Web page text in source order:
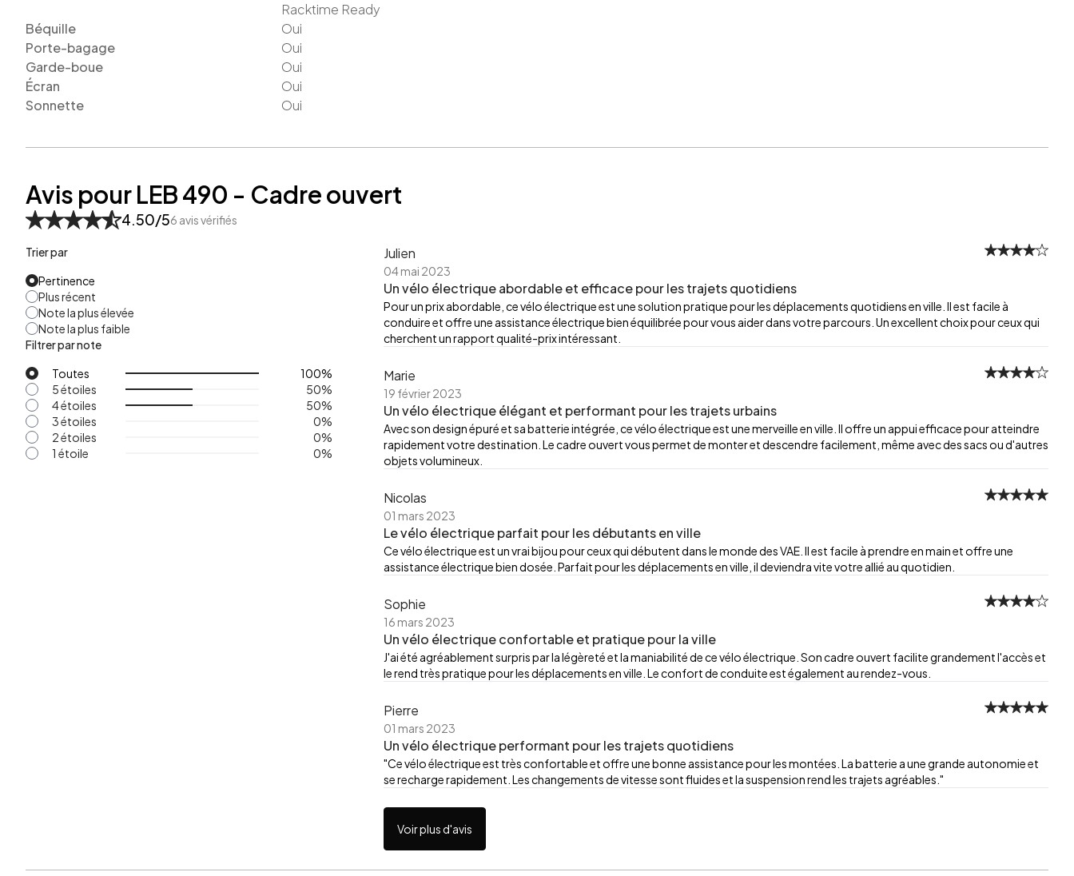
Racktime Ready
Béquille
Oui
Porte-bagage
Oui
Garde-boue
Oui
Écran
Oui
Sonnette
Oui
Avis pour LEB 490 - Cadre ouvert
4.50/56 avis vérifiés
Trier par
Pertinence
Plus récent
Note la plus élevée
Note la plus faible
Filtrer par note
Toutes
100%
5 étoiles
50%
4 étoiles
50%
3 étoiles
0%
2 étoiles
0%
1 étoile
0%
Julien
04 mai 2023
Un vélo électrique abordable et efficace pour les trajets quotidiens
Pour un prix abordable, ce vélo électrique est une solution pratique pour les déplacements quotidiens en ville. Il est facile à
conduire et offre une assistance électrique bien équilibrée pour vous aider dans votre parcours. Un excellent choix pour ceux qui
cherchent un rapport qualité-prix intéressant.
Marie
19 février 2023
Un vélo électrique élégant et performant pour les trajets urbains
Avec son design épuré et sa batterie intégrée, ce vélo électrique est une merveille en ville. Il offre un appui efficace pour atteindre
rapidement votre destination. Le cadre ouvert vous permet de monter et descendre facilement, même avec des sacs ou d'autres
objets volumineux.
Nicolas
01 mars 2023
Le vélo électrique parfait pour les débutants en ville
Ce vélo électrique est un vrai bijou pour ceux qui débutent dans le monde des VAE. Il est facile à prendre en main et offre une
assistance électrique bien dosée. Parfait pour les déplacements en ville, il deviendra vite votre allié au quotidien.
Sophie
16 mars 2023
Un vélo électrique confortable et pratique pour la ville
J'ai été agréablement surpris par la légèreté et la maniabilité de ce vélo électrique. Son cadre ouvert facilite grandement l'accès et
le rend très pratique pour les déplacements en ville. Le confort de conduite est également au rendez-vous.
Pierre
01 mars 2023
Un vélo électrique performant pour les trajets quotidiens
"Ce vélo électrique est très confortable et offre une bonne assistance pour les montées. La batterie a une grande autonomie et
se recharge rapidement. Les changements de vitesse sont fluides et la suspension rend les trajets agréables."
Voir plus d'avis